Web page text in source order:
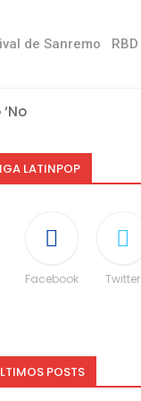
de Sanremo RBD
Stress’
LATINPOP
Facebook Twitter
POSTS